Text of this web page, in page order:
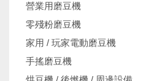
營業用磨豆機
零殘粉磨豆機
家用 / 玩家電動磨豆機
手搖磨豆機